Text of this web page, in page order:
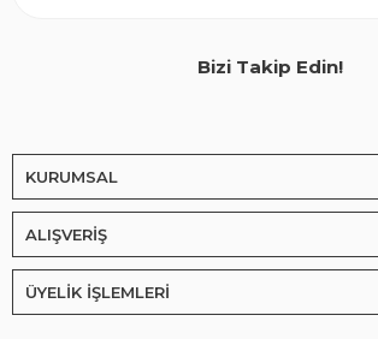
Bizi Takip Edin!
KURUMSAL
ALIŞVERİŞ
ÜYELİK İŞLEMLERİ